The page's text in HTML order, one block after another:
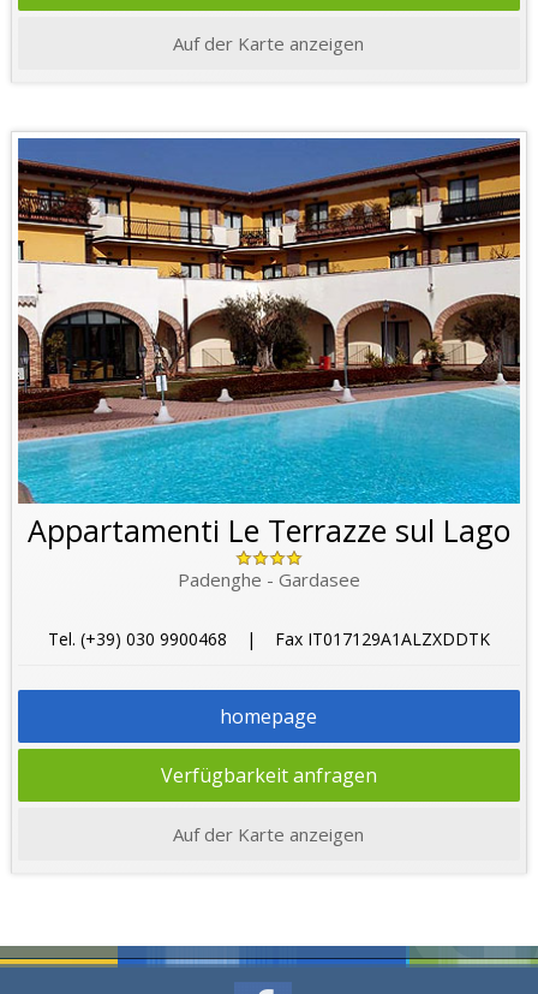
Auf der Karte anzeigen
Appartamenti Le Terrazze sul Lago
Padenghe - Gardasee
Tel. (+39) 030 9900468 | Fax IT017129A1ALZXDDTK
homepage
Verfügbarkeit anfragen
Auf der Karte anzeigen